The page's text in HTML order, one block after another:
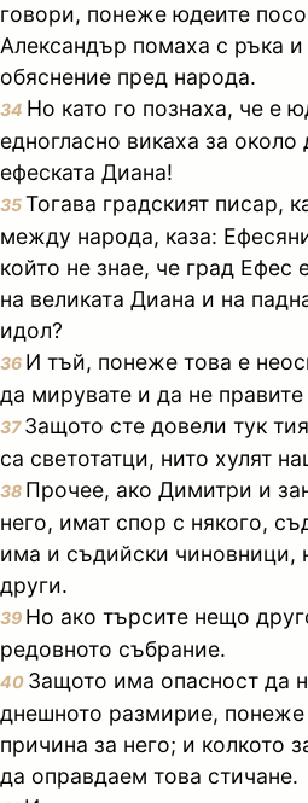
говори, понеже юдеите
Александър помаха с ръка
обяснение пред народа.
34 Но като го познаха, че е
едногласно викаха за около
ефеската Диана!
35Тогава градският писар,
между народа, каза:
който не знае, че град Ефес
на великата Диана и на
идол?
36 И тъй, понеже това е
да мирувате и да не
37Защото сте довели тук
са светотатци, нито хулят
38 Прочее, ако Димитри и
него, имат спор с някого,
има и съдийски чиновници,
други.
39 Но ако търсите нещо
редовното събрание.
40 Защото има опасност да
днешното размирие, понеже
причина за него; и колкото
да оправдаем това стичане.